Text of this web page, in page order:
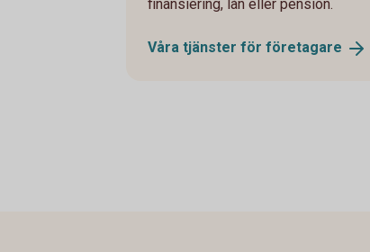
finansiering, lån eller pension.
Våra tjänster för företagare